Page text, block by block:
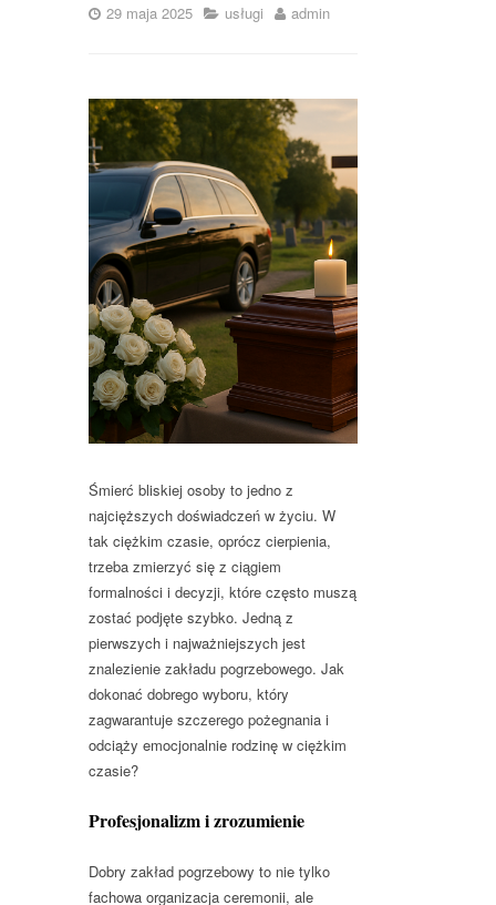
29 maja 2025 usługi admin
Śmierć bliskiej osoby to jedno z
najcięższych doświadczeń w życiu. W
tak ciężkim czasie, oprócz cierpienia,
trzeba zmierzyć się z ciągiem
formalności i decyzji, które często muszą
zostać podjęte szybko. Jedną z
pierwszych i najważniejszych jest
znalezienie zakładu pogrzebowego. Jak
dokonać dobrego wyboru, który
zagwarantuje szczerego pożegnania i
odciąży emocjonalnie rodzinę w ciężkim
czasie?
Profesjonalizm i zrozumienie
Dobry zakład pogrzebowy to nie tylko
fachowa organizacja ceremonii, ale